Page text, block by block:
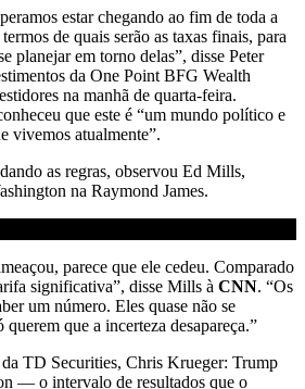
estar chegando ao fim de toda a
de quais serão as taxas finais, para
planejar em torno delas”, disse Peter
da One Point BFG Wealth
na manhã de quarta-feira.
que este é “um mundo político e
vivemos atualmente”.
as regras, observou Ed Mills,
na Raymond James.
parece que ele cedeu. Comparado
significativa”, disse Mills à CNN. “Os
um número. Eles quase não se
que a incerteza desapareça.”
TD Securities, Chris Krueger: Trump
— o intervalo de resultados que o